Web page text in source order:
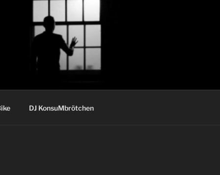
DJ KonsuMbrötchen